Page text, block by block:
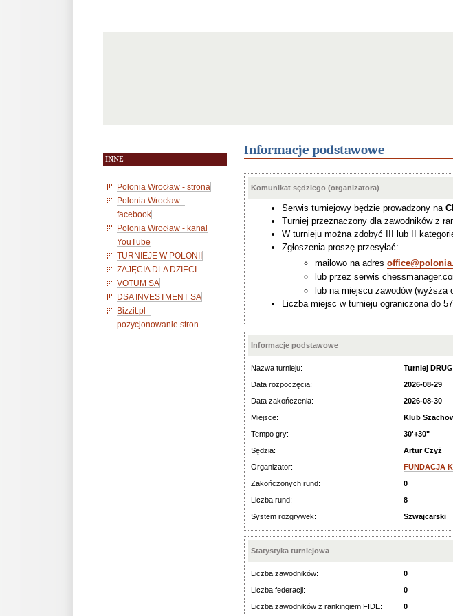
INNE
Polonia Wrocław - strona
Polonia Wrocław -
facebook
Polonia Wrocław - kanał
YouTube
TURNIEJE W POLONII
ZAJĘCIA DLA DZIECI
VOTUM SA
DSA INVESTMENT SA
Bizzit.pl -
pozycjonowanie stron
Informacje podstawowe
Komunikat sędziego (organizatora)
Serwis turniejowy będzie prowadzony na
Turniej przeznaczony dla zawodników z
W turnieju można zdobyć III lub II
Zgłoszenia proszę przesyłać:
mailowo na adres
lub przez serwis
lub na miejscu zawodów (wyższa
Liczba miejsc w turnieju ograniczona do
Informacje podstawowe
Nazwa turnieju:
Turniej
Data rozpoczęcia:
2026-08-29
Data zakończenia:
2026-08-30
Miejsce:
Klub
Tempo gry:
30'+30"
Sędzia:
Artur Czyż
Organizator:
FUNDACJA
Zakończonych rund:
0
Liczba rund:
8
System rozgrywek:
Szwajcarski
Statystyka turniejowa
Liczba zawodników:
0
Liczba federacji:
0
Liczba zawodników z rankingiem FIDE:
0